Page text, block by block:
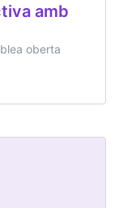
amb
oberta